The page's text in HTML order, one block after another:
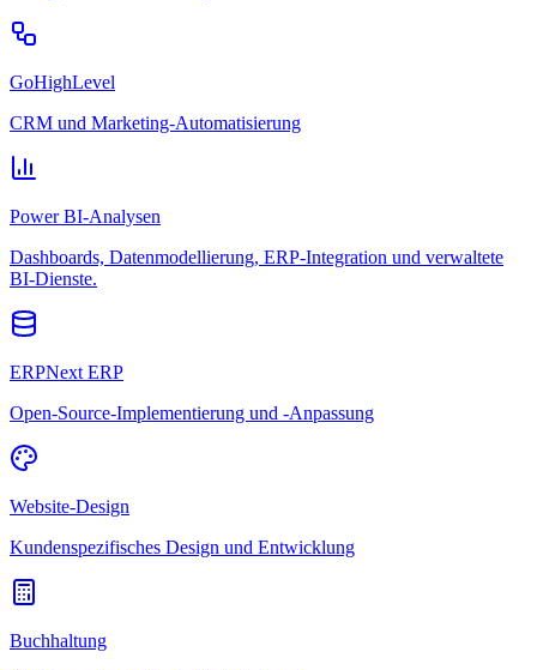
GoHighLevel
CRM und Marketing-Automatisierung
Power BI-Analysen
Dashboards, Datenmodellierung, ERP-Integration und verwaltete
BI-Dienste.
ERPNext ERP
Open-Source-Implementierung und -Anpassung
Website-Design
Kundenspezifisches Design und Entwicklung
Buchhaltung